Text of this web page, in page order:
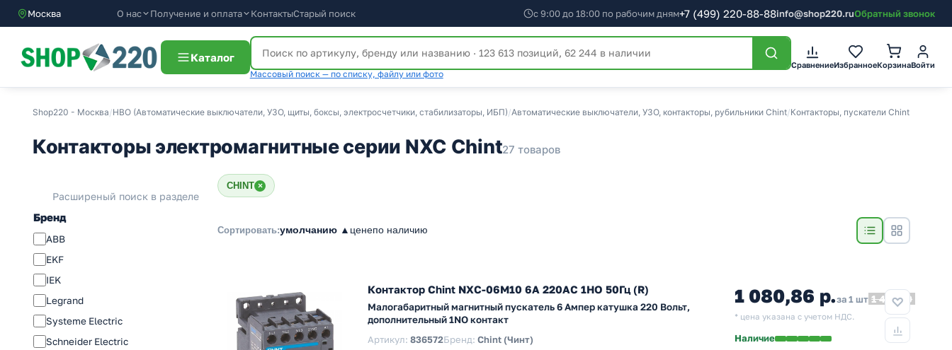
Москва О нас Получение и оплата КонтактыСтарый поиск с 9:00 до 18:00 по рабочим дням+7 (499) 220-88-88info@shop220.ruОбратный звонок
Каталог
Массовый поиск — по списку, файлу или фото
СравнениеИзбранноеКорзинаВойти
Shop220 - Москва/НВО (Автоматические выключатели, УЗО, щиты, боксы, электросчетчики, стабилизаторы, ИБП)/Автоматические выключатели, УЗО, контакторы, рубильники Chint/Контакторы, пускатели Chint
Контакторы электромагнитные серии NXC Chint27 товаров
Расширеный поиск в разделе
Бренд
ABB
EKF
IEK
Legrand
Systeme Electric
Schneider Electric
CHINT ×
Сортировать:умолчанию ▲ ценепо наличию
Контактор Chint NXC-06M10 6A 220АС 1НО 50Гц (R)
Малогабаритный магнитный пускатель 6 Ампер катушка 220 Вольт,
дополнительный 1NO контакт
Артикул: 836572Бренд: Chint (Чинт)
1 080,86 р.за 1 шт 1 486,19
* цена указана с учетом НДС.
Наличие